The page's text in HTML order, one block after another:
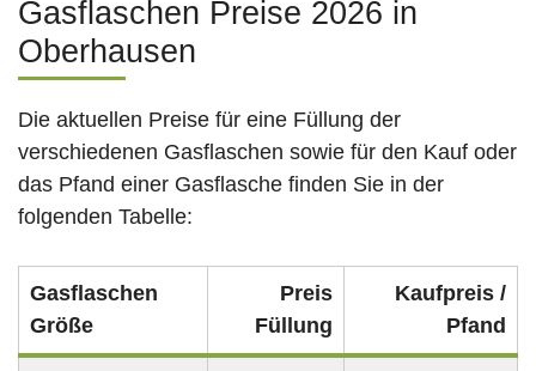
Gasflaschen Preise 2026 in
Oberhausen
Die aktuellen Preise für eine Füllung der
verschiedenen Gasflaschen sowie für den Kauf oder
das Pfand einer Gasflasche finden Sie in der
folgenden Tabelle:
Gasflaschen
Größe
Preis
Füllung
Kaufpreis /
Pfand